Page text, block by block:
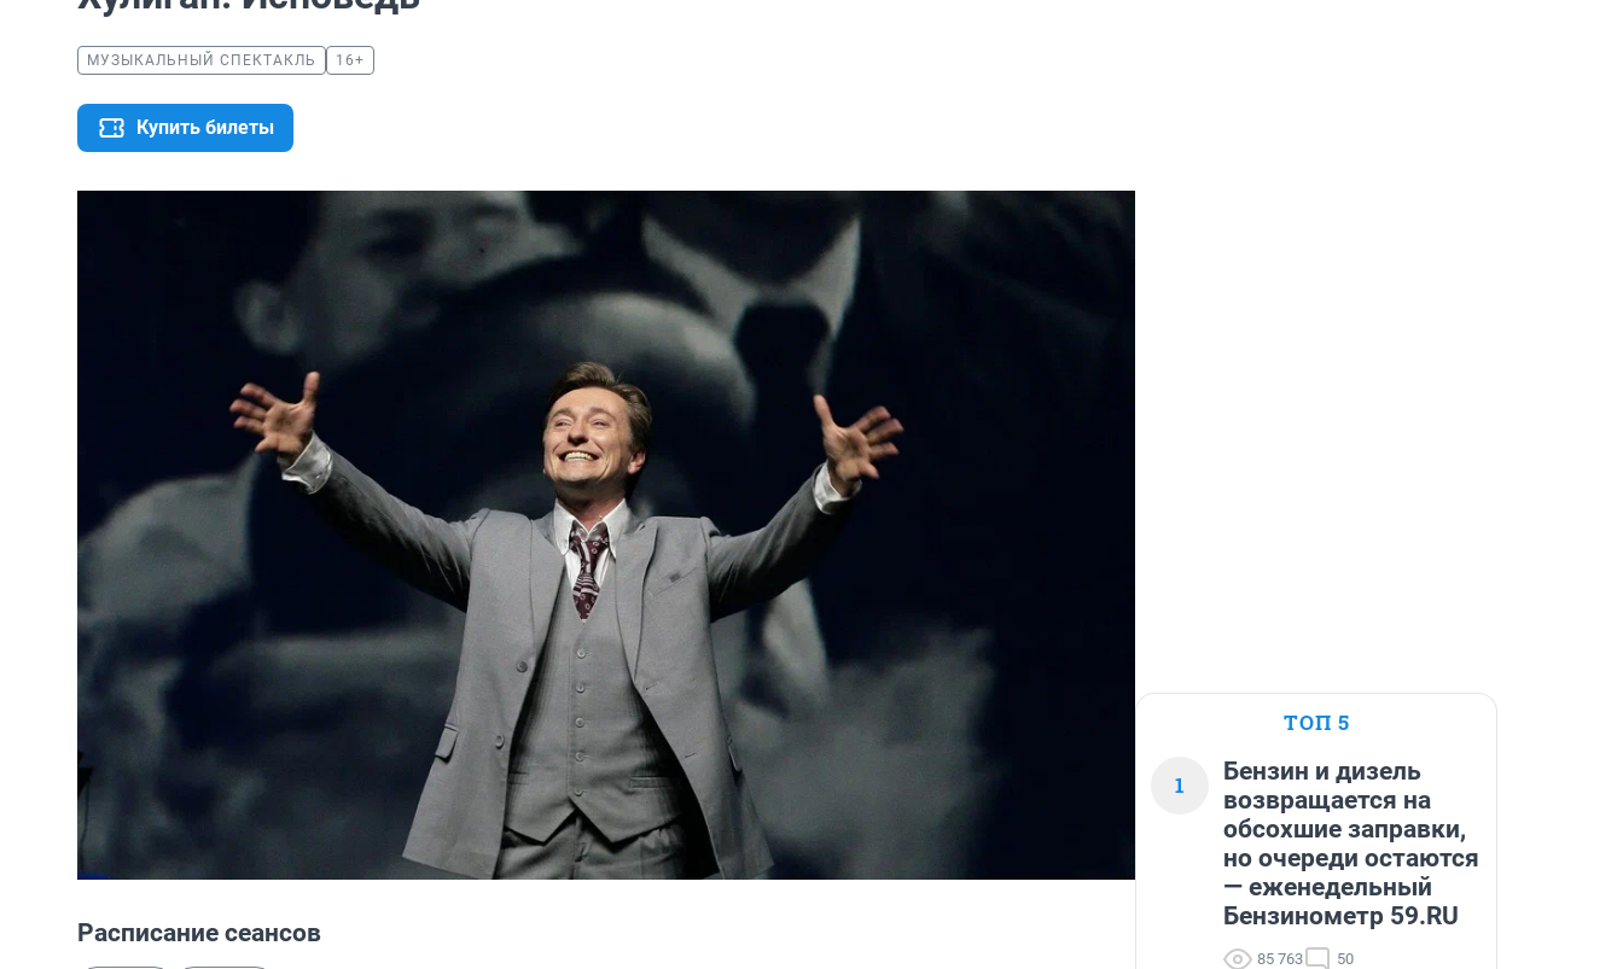
МУЗЫКАЛЬНЫЙ СПЕКТАКЛЬ 16+
Купить билеты
Расписание сеансов
ТОП 5
1
Бензин и дизель
возвращается на
обсохшие заправки,
но очереди остаются
— еженедельный
Бензинометр 59.RU
85 763 50